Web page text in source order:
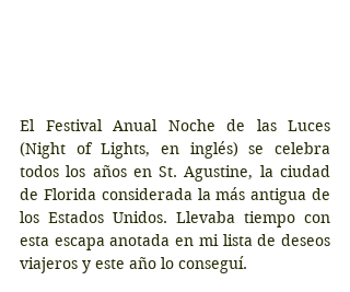
El Festival Anual Noche de las Luces
(Night of Lights, en inglés) se celebra
todos los años en St. Agustine, la ciudad
de Florida considerada la más antigua de
los Estados Unidos. Llevaba tiempo con
esta escapa anotada en mi lista de deseos
viajeros y este año lo conseguí.